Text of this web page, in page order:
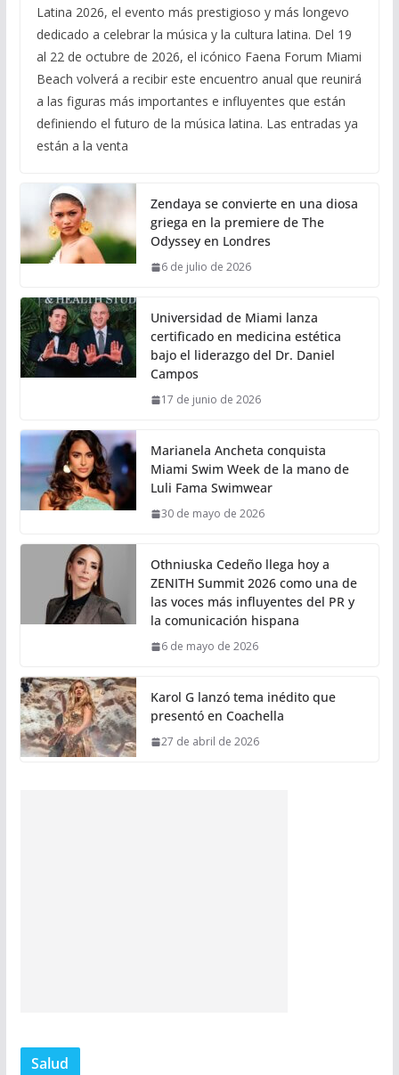
Latina 2026, el evento más prestigioso y más longevo
dedicado a celebrar la música y la cultura latina. Del 19
al 22 de octubre de 2026, el icónico Faena Forum Miami
Beach volverá a recibir este encuentro anual que reunirá
a las figuras más importantes e influyentes que están
definiendo el futuro de la música latina. Las entradas ya
están a la venta
Zendaya se convierte en una diosa
griega en la premiere de The
Odyssey en Londres
6 de julio de 2026
Universidad de Miami lanza
certificado en medicina estética
bajo el liderazgo del Dr. Daniel
Campos
17 de junio de 2026
Marianela Ancheta conquista
Miami Swim Week de la mano de
Luli Fama Swimwear
30 de mayo de 2026
Othniuska Cedeño llega hoy a
ZENITH Summit 2026 como una de
las voces más influyentes del PR y
la comunicación hispana
6 de mayo de 2026
Karol G lanzó tema inédito que
presentó en Coachella
27 de abril de 2026
Salud